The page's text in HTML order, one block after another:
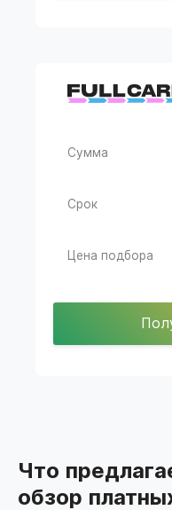
Сумма
Срок
Цена подбора
Что
обзор